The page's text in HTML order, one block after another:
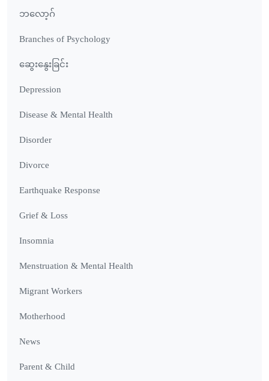
ဘလော့ဂ်
Branches of Psychology
ဆွေးနွေးခြင်း
Depression
Disease & Mental Health
Disorder
Divorce
Earthquake Response
Grief & Loss
Insomnia
Menstruation & Mental Health
Migrant Workers
Motherhood
News
Parent & Child